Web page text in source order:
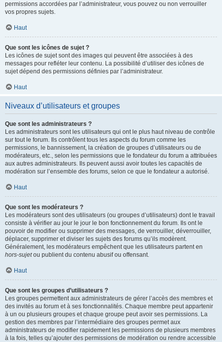
permissions accordées par l’administrateur, vous pouvez ou non verrouiller
vos propres sujets.
Haut
Que sont les icônes de sujet ?
Les icônes de sujet sont des images qui peuvent être associées à des
messages pour refléter leur contenu. La possibilité d’utiliser des icônes de
sujet dépend des permissions définies par l’administrateur.
Haut
Niveaux d’utilisateurs et groupes
Que sont les administrateurs ?
Les administrateurs sont les utilisateurs qui ont le plus haut niveau de contrôle
sur tout le forum. Ils contrôlent tous les aspects du forum comme les
permissions, le bannissement, la création de groupes d’utilisateurs ou de
modérateurs, etc., selon les permissions que le fondateur du forum a attribuées
aux autres administrateurs. Ils peuvent aussi avoir toutes les capacités de
modération sur l’ensemble des forums, selon ce que le fondateur a autorisé.
Haut
Que sont les modérateurs ?
Les modérateurs sont des utilisateurs (ou groupes d’utilisateurs) dont le travail
consiste à vérifier au jour le jour le bon fonctionnement du forum. Ils ont le
pouvoir de modifier ou supprimer des messages, de verrouiller, déverrouiller,
déplacer, supprimer et diviser les sujets des forums qu’ils modèrent.
Généralement, les modérateurs empêchent que les utilisateurs partent en
hors-sujetou publient du contenu abusif ou offensant.
Haut
Que sont les groupes d’utilisateurs ?
Les groupes permettent aux administrateurs de gérer l’accès des membres et
des invités au forum et à ses fonctionnalités. Chaque membre peut appartenir
à un ou plusieurs groupes et chaque groupe peut avoir ses permissions. La
gestion des membres par l’intermédiaire des groupes permet aux
administrateurs de modifier rapidement les permissions de plusieurs membres
à la fois, telles qu’ajouter des permissions de modération ou rendre accessible